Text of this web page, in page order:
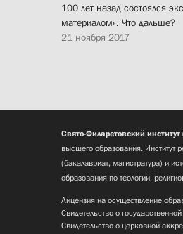
100 лет назад состоялся
материалом». Что дальше?
21 ноября 2017
Свято-Филаретовский
высшего образования. Институт
(бакалавриат, магистратура) и
образования по теологии,
Лицензия на осуществление
Свидетельство о
Свидетельство о церковной